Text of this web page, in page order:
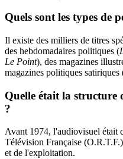
Quels sont les types de
Il existe des milliers de titres
des hebdomadaires politiques (
Le Point), des magazines
magazines politiques satiriques
Quelle était la structure
?
Avant 1974, l'audiovisuel était
Télévision Française
et de l'exploitation.